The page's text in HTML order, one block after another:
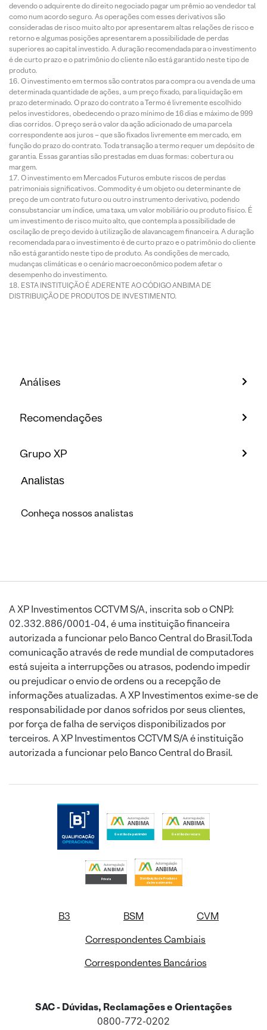
devendo o adquirente do direito negociado pagar um prêmio ao vendedor tal
como num acordo seguro. As operações com esses derivativos são
consideradas de risco muito alto por apresentarem altas relações de risco e
retorno e algumas posições apresentarem a possibilidade de perdas
superiores ao capital investido. A duração recomendada para o investimento
é de curto prazo e o patrimônio do cliente não está garantido neste tipo de
produto.
O investimento em termos são contratos para compra ou a venda de uma
determinada quantidade de ações, a um preço fixado, para liquidação em
prazo determinado. O prazo do contrato a Termo é livremente escolhido
pelos investidores, obedecendo o prazo mínimo de 16 dias e máximo de 999
dias corridos. O preço será o valor da ação adicionado de uma parcela
correspondente aos juros – que são fixados livremente em mercado, em
função do prazo do contrato. Toda transação a termo requer um depósito de
garantia. Essas garantias são prestadas em duas formas: cobertura ou
margem.
O investimento em Mercados Futuros embute riscos de perdas
patrimoniais significativos. Commodity é um objeto ou determinante de
preço de um contrato futuro ou outro instrumento derivativo, podendo
consubstanciar um índice, uma taxa, um valor mobiliário ou produto físico. É
um investimento de risco muito alto, que contempla a possibilidade de
oscilação de preço devido à utilização de alavancagem financeira. A duração
recomendada para o investimento é de curto prazo e o patrimônio do cliente
não está garantido neste tipo de produto. As condições de mercado,
mudanças climáticas e o cenário macroeconômico podem afetar o
desempenho do investimento.
ESTA INSTITUIÇÃO É ADERENTE AO CÓDIGO ANBIMA DE
DISTRIBUIÇÃO DE PRODUTOS DE INVESTIMENTO.
Análises
Recomendações
Grupo XP
Analistas
Conheça nossos analistas
A XP Investimentos CCTVM S/A, inscrita sob o CNPJ:
02.332.886/0001-04, é uma instituição financeira
autorizada a funcionar pelo Banco Central do Brasil.Toda
comunicação através de rede mundial de computadores
está sujeita a interrupções ou atrasos, podendo impedir
ou prejudicar o envio de ordens ou a recepção de
informações atualizadas. A XP Investimentos exime-se de
responsabilidade por danos sofridos por seus clientes,
por força de falha de serviços disponibilizados por
terceiros. A XP Investimentos CCTVM S/A é instituição
autorizada a funcionar pelo Banco Central do Brasil.
B3 BSM
CVM
Correspondentes Cambiais
Correspondentes Bancários
SAC - Dúvidas, Reclamações e Orientações
0800-772-0202